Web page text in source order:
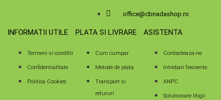
office@cbnadashop.ro
INFORMATII UTILE
Termeni si conditii
Confidentialitate
Politica Cookies
PLATA SI LIVRARE
Cum cumpar
Metode de plata
Transport si
retururi
ASISTENTA
Contacteaza-ne
Intrebari frecvente
ANPC
Solutionare litigii